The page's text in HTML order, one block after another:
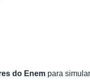
do Enem para simular